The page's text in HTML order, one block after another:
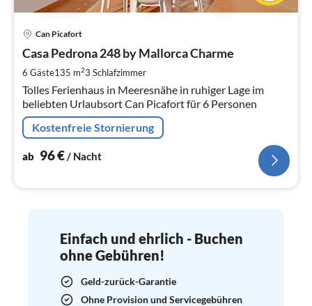
Can Picafort
Casa Pedrona 248 by Mallorca Charme
6 Gäste135 m23 Schlafzimmer
Tolles Ferienhaus in Meeresnähe in ruhiger Lage im
beliebten Urlaubsort Can Picafort für 6 Personen
Kostenfreie Stornierung
ab 96€/ Nacht
Einfach und ehrlich - Buchen
ohne Gebühren!
Geld-zurück-Garantie
Ohne Provision und Servicegebühren